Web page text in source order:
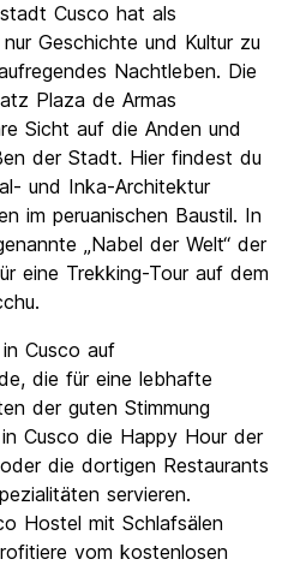
9.5
8.0
Cusco hat als
Geschichte und Kultur zu
Nachtleben. Die
Plaza de Armas
Sicht auf die Anden und
der Stadt. Hier findest du
und Inka-Architektur
im peruanischen Baustil. In
„Nabel der Welt“ der
eine Trekking-Tour auf dem
Cusco auf
die für eine lebhafte
der guten Stimmung
Cusco die Happy Hour der
die dortigen Restaurants
servieren.
Hostel mit Schlafsälen
vom kostenlosen